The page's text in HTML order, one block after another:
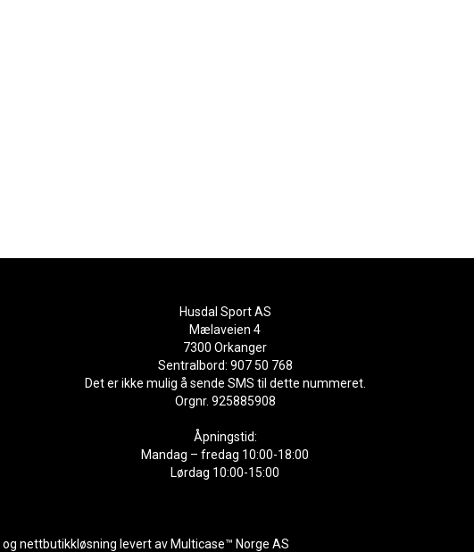
Husdal Sport AS
Mælaveien 4
7300 Orkanger
Sentralbord: 907 50 768
Det er ikke mulig å sende SMS til dette nummeret.
Orgnr. 925885908
Åpningstid:
Mandag – fredag 10:00-18:00
Lørdag 10:00-15:00
ognettbutikkløsning levert av Multicase™ Norge AS